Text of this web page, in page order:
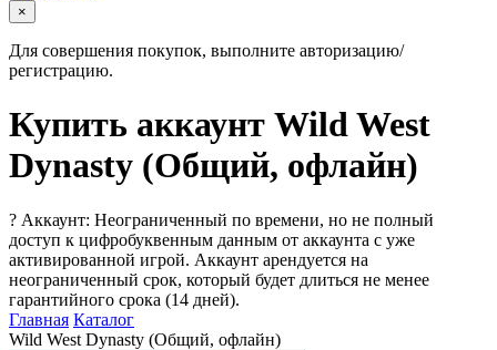
×
Для совершения покупок, выполните авторизацию/
регистрацию.
Купить аккаунт Wild West
Dynasty (Общий, офлайн)
? Аккаунт: Неограниченный по времени, но не полный
доступ к цифробуквенным данным от аккаунта с уже
активированной игрой. Аккаунт арендуется на
неограниченный срок, который будет длиться не менее
гарантийного срока (14 дней).
Главная Каталог
Wild West Dynasty (Общий, офлайн)